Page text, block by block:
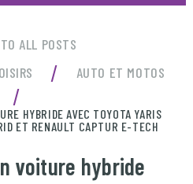
ALL POSTS
/ AUTO ET MOTOS
/
HYBRIDE AVEC TOYOTA YARIS
ET RENAULT CAPTUR E-TECH
voiture hybride